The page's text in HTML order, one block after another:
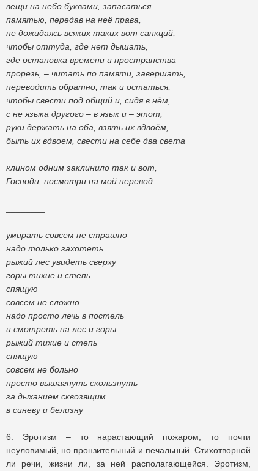
вещи на небо буквами, запасаться
памятью, передав на неё права,
не дожидаясь всяких таких вот санкций,
чтобы оттуда, где нет дышать,
где остановка времени и пространства
прорезь, – читать по памяти, завершать,
переводить обратно, так и остаться,
чтобы свести под общий и, сидя в нём,
с не языка другого – в язык и – этот,
руки держать на оба, взять их вдвоём,
быть их вдвоем, свести на себе два света
клином одним заклинило так и вот,
Господи, посмотри на мой перевод.
умирать совсем не страшно
надо только захотеть
рыжий лес увидеть сверху
горы тихие и степь
спящую
совсем не сложно
надо просто лечь в постель
и смотреть на лес и горы
рыжий тихие и степь
спящую
совсем не больно
просто вышагнуть скользнуть
за дыханием сквозящим
в синеву и белизну
6. Эротизм – то нарастающий пожаром, то почти
неуловимый, но пронзительный и печальный. Стихотворной
ли речи, жизни ли, за ней располагающейся. Эротизм,